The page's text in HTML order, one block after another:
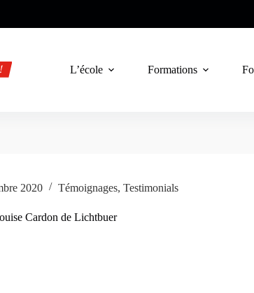
L’école Formations
2020 Témoignages, Testimonials
Cardon de Lichtbuer